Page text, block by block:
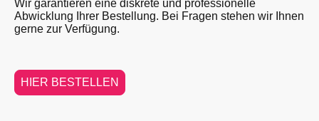
Wir garantieren eine diskrete und professionelle
Abwicklung Ihrer Bestellung. Bei Fragen stehen wir Ihnen
gerne zur Verfügung.
HIER BESTELLEN